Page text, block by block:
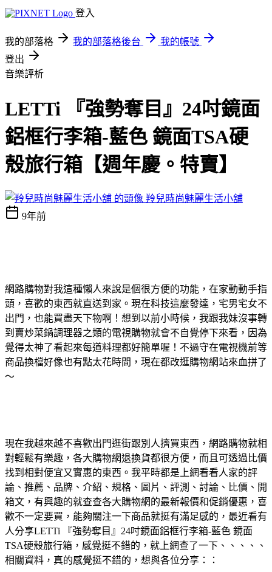
登入
我的部落格 我的部落格後台
我的帳號
登出
音樂評析
LETTi 『強勢奪目』24吋鏡面
鋁框行李箱-藍色 鏡面TSA硬
殼旅行箱【週年慶。特賣】
羚兒時尚魅麗生活小舖
9年前
網路購物對我這種懶人來說是個很方便的功能，在家動動手指
頭，喜歡的東西就直送到家。現在科技這麼發達，宅男宅女不
出門，也能買盡天下物啊！想到以前小時候，我跟我妹沒事轉
到賣炒菜鍋調理器之類的電視購物就會不自覺停下來看，因為
覺得太神了看起來每道料理都好簡單喔！不過守在電視機前等
商品換檔好像也有點太花時間，現在都改逛購物網站來血拼了
～
現在我越來越不喜歡出門逛街跟別人擠買東西，網路購物就相
對輕鬆有樂趣，各大購物網退換貨都很方便，而且可透過比價
找到相對便宜又實惠的東西。我平時都是上網看看人家的評
論、推薦、品牌、介紹、規格、圖片、評測、討論、比價、開
箱文，有興趣的就查查各大購物網的最新報價和促銷優惠，喜
歡不一定要買，能夠關注一下商品就挺有滿足感的，最近看有
人分享LETTi 『強勢奪目』24吋鏡面鋁框行李箱-藍色 鏡面
TSA硬殼旅行箱，感覺挺不錯的，就上網查了一下、、、、、
相關資料，真的感覺挺不錯的，想與各位分享：：